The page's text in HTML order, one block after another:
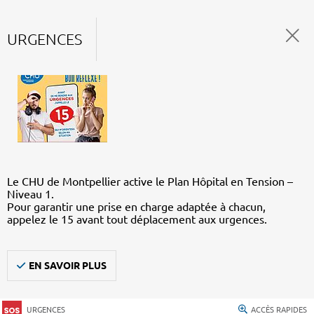
URGENCES
Le CHU de Montpellier active le Plan Hôpital en Tension –
Niveau 1.
Pour garantir une prise en charge adaptée à chacun,
appelez le 15 avant tout déplacement aux urgences.
EN SAVOIR PLUS
URGENCES ACCÈS RAPIDES